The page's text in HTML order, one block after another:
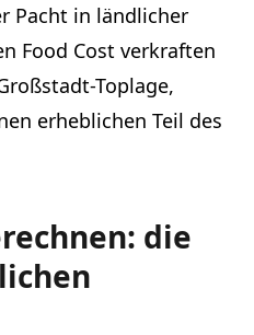
Pacht in ländlicher
Food Cost verkraften
Toplage,
erheblichen Teil des
die